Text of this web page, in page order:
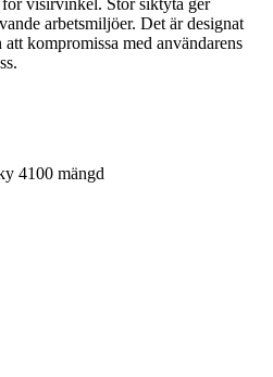
visirvinkel. Stor siktyta ger
arbetsmiljöer. Det är designat
kompromissa med användarens
4100 mängd